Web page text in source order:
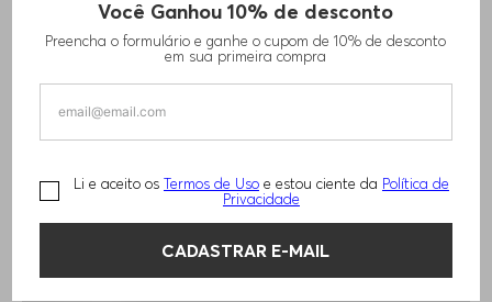
Você Ganhou 10% de desconto
Preencha o formulário e ganhe o cupom de 10% de desconto
em sua primeira compra
Li e aceito os Termos de Uso e estou ciente da Política de
Privacidade
CADASTRAR E-MAIL